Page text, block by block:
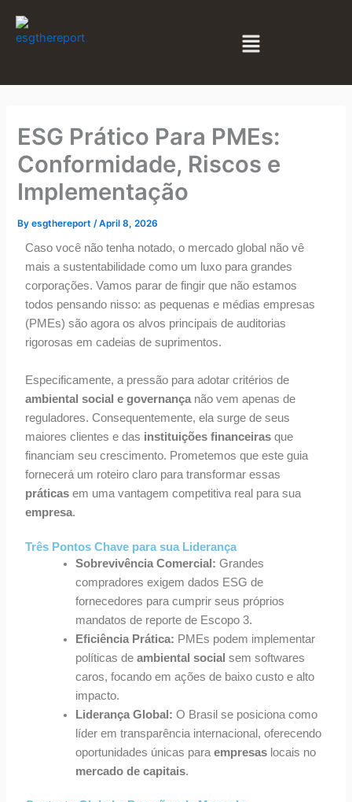
content
Menu
ESG Prático Para PMEs:
Conformidade, Riscos e
Implementação
Byesgthereport/April 8, 2026
Caso você não tenha notado, o mercado global não vê
mais a sustentabilidade como um luxo para grandes
corporações. Vamos parar de fingir que não estamos
todos pensando nisso: as pequenas e médias empresas
(PMEs) são agora os alvos principais de auditorias
rigorosas em cadeias de suprimentos.
Especificamente, a pressão para adotar critérios de
ambiental social e governança não vem apenas de
reguladores. Consequentemente, ela surge de seus
maiores clientes e das instituições financeiras que
financiam seu crescimento. Prometemos que este guia
fornecerá um roteiro claro para transformar essas
práticas em uma vantagem competitiva real para sua
empresa.
Três Pontos Chave para sua Liderança
Sobrevivência Comercial: Grandes
compradores exigem dados ESG de
fornecedores para cumprir seus próprios
mandatos de reporte de Escopo 3.
Eficiência Prática: PMEs podem implementar
políticas deambiental social sem softwares
caros, focando em ações de baixo custo e alto
impacto.
Liderança Global: O Brasil se posiciona como
líder em transparência internacional, oferecendo
oportunidades únicas paraempresas locais no
mercado de capitais.